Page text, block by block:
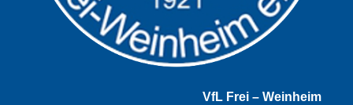
VfL Frei – Weinheim